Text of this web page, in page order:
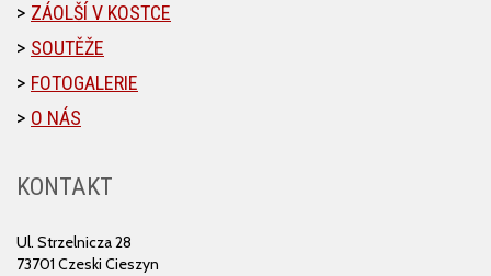
ZÁOLŠÍ V KOSTCE
SOUTĚŽE
FOTOGALERIE
O NÁS
KONTAKT
Ul. Strzelnicza 28
73701 Czeski Cieszyn